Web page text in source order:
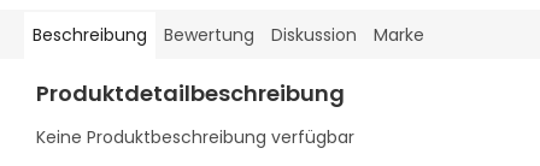
Beschreibung Bewertung Diskussion Marke
Produktdetailbeschreibung
Keine Produktbeschreibung verfügbar